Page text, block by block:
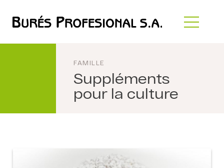
FAMILLE
Suppléments
pour la culture